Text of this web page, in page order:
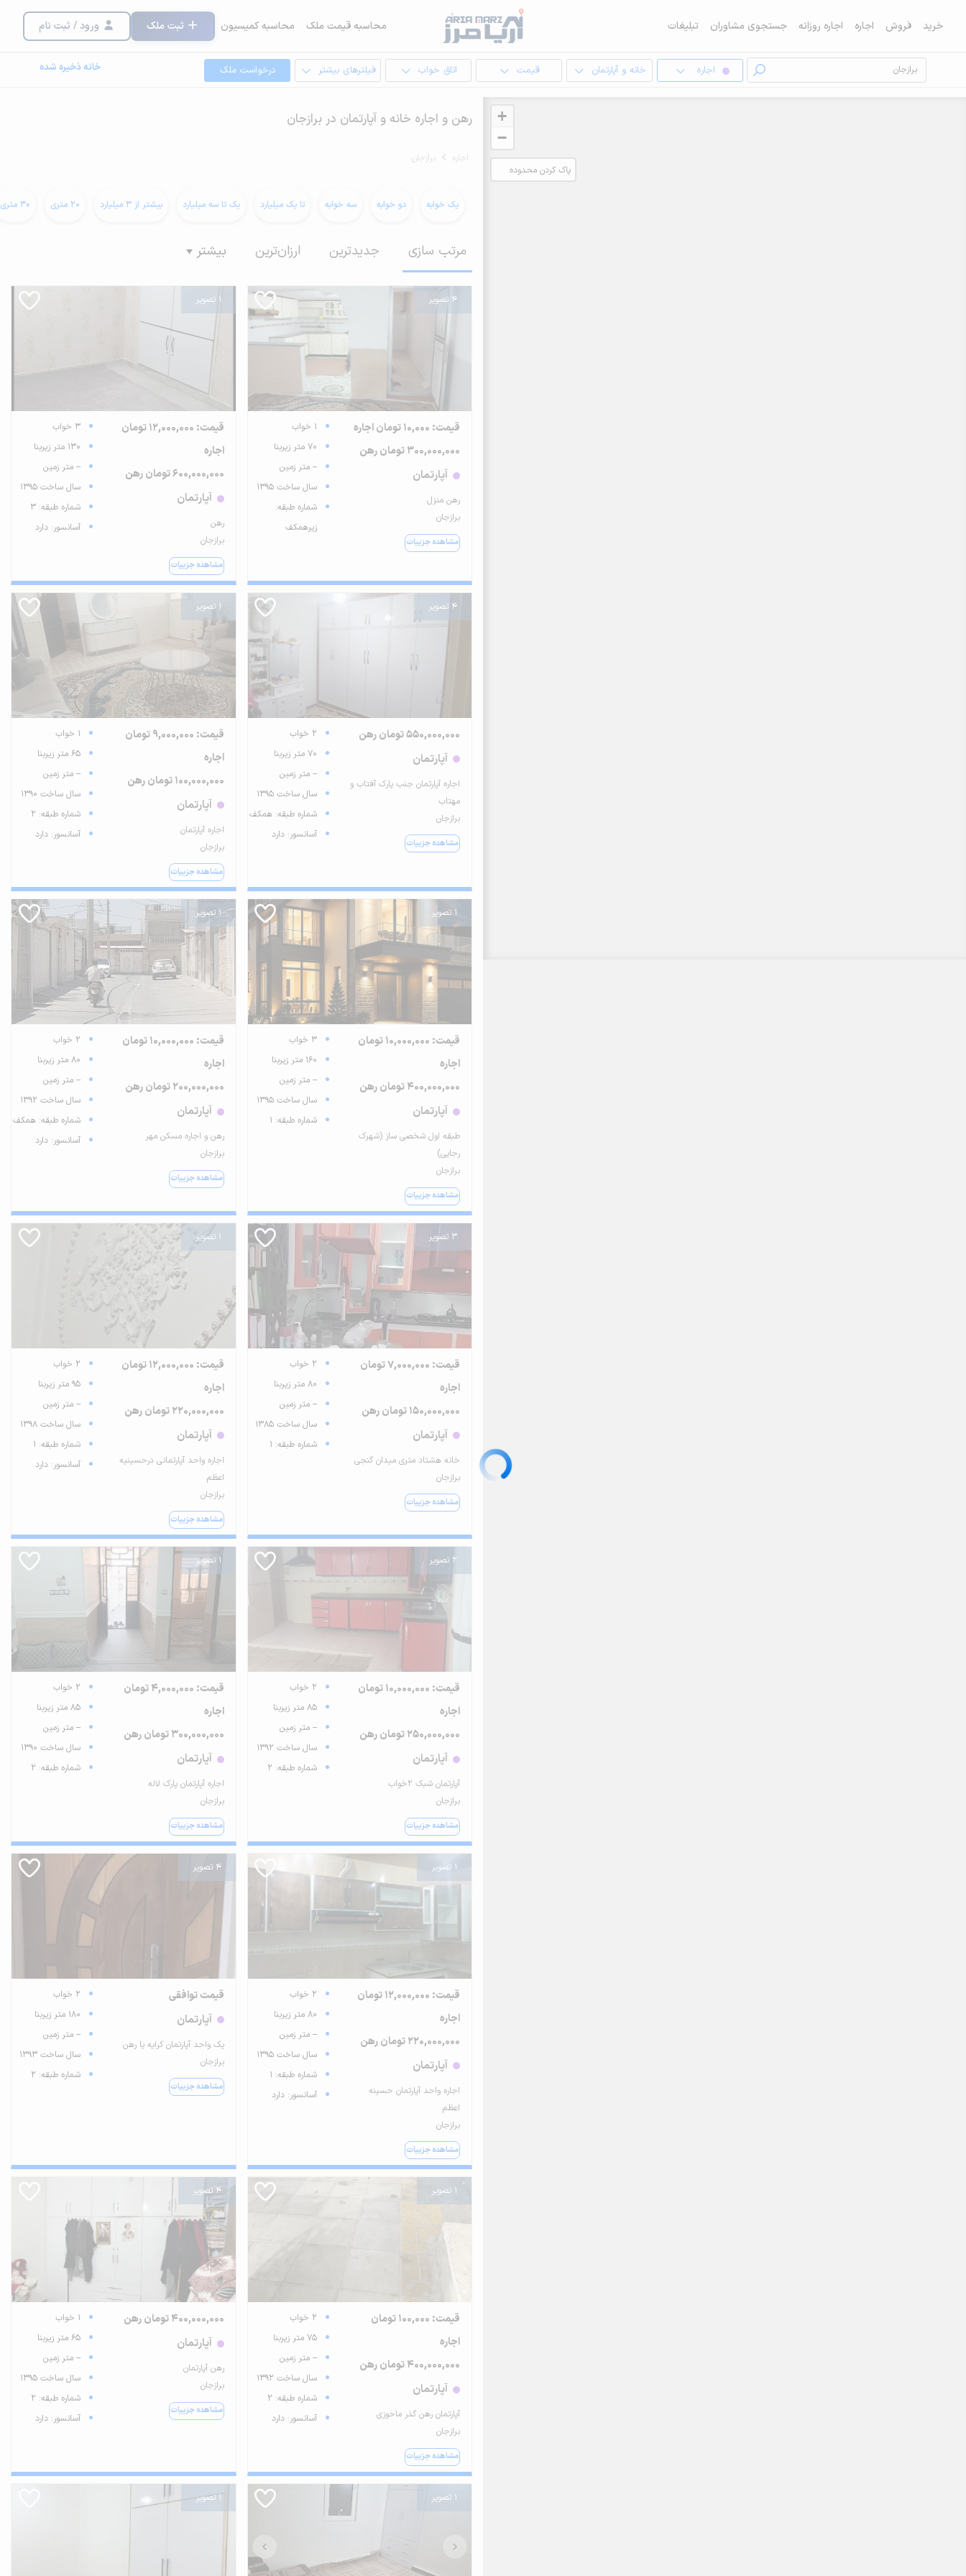
خرید فروش اجاره اجاره روزانه جستجوی مشاوران تبلیغات محاسبه قیمت ملک محاسبه کمیسیون ثبت ملک ورود / ثبت نام
اجاره خانه و آپارتمان قیمت اتاق خواب فیلترهای بیشتر درخواست ملک خانه ذخیره شده
+
−
پاک کردن محدوده
رهن و اجاره خانه و آپارتمان در برازجان
اجاره برازجان
یک خوابه دو خوابه سه خوابه تا یک میلیارد یک تا سه میلیارد بیشتر از 3 میلیارد 20 متری 30 متری
مرتب سازی جدیدترین ارزان‌ترین بیشتر
4 تصویر
قیمت: 10,000 تومان اجاره
300,000,000 تومان رهن
آپارتمان
رهن منزل
برازجان
مشاهده جزییات
1 خواب
70 متر زیربنا
-- متر زمین
سال ساخت 1395
شماره طبقه:
زیرهمکف
1 تصویر
قیمت: 12,000,000 تومان
اجاره
600,000,000 تومان رهن
آپارتمان
رهن
برازجان
مشاهده جزییات
3 خواب
130 متر زیربنا
-- متر زمین
سال ساخت 1395
شماره طبقه: 3
آسانسور: دارد
4 تصویر
550,000,000 تومان رهن
آپارتمان
اجاره آپارتمان جنب پارک آفتاب و
مهتاب
برازجان
مشاهده جزییات
2 خواب
70 متر زیربنا
-- متر زمین
سال ساخت 1395
شماره طبقه: همکف
آسانسور: دارد
1 تصویر
قیمت: 9,000,000 تومان
اجاره
100,000,000 تومان رهن
آپارتمان
اجاره آپارتمان
برازجان
مشاهده جزییات
1 خواب
65 متر زیربنا
-- متر زمین
سال ساخت 1390
شماره طبقه: 2
آسانسور: دارد
1 تصویر
قیمت: 10,000,000 تومان
اجاره
400,000,000 تومان رهن
آپارتمان
طبقه اول شخصی ساز (شهرک
رجایی)
برازجان
مشاهده جزییات
3 خواب
160 متر زیربنا
-- متر زمین
سال ساخت 1395
شماره طبقه: 1
1 تصویر
قیمت: 10,000,000 تومان
اجاره
200,000,000 تومان رهن
آپارتمان
رهن و اجاره مسکن مهر
برازجان
مشاهده جزییات
2 خواب
80 متر زیربنا
-- متر زمین
سال ساخت 1392
شماره طبقه: همکف
آسانسور: دارد
3 تصویر
قیمت: 7,000,000 تومان
اجاره
150,000,000 تومان رهن
آپارتمان
خانه هشتاد متری میدان گنجی
برازجان
مشاهده جزییات
2 خواب
80 متر زیربنا
-- متر زمین
سال ساخت 1385
شماره طبقه: 1
1 تصویر
قیمت: 12,000,000 تومان
اجاره
220,000,000 تومان رهن
آپارتمان
اجاره واحد آپارتمانی درحسینیه
اعظم
برازجان
مشاهده جزییات
2 خواب
95 متر زیربنا
-- متر زمین
سال ساخت 1398
شماره طبقه: 1
آسانسور: دارد
2 تصویر
قیمت: 10,000,000 تومان
اجاره
250,000,000 تومان رهن
آپارتمان
آپارتمان شبک ۲خواب
برازجان
مشاهده جزییات
2 خواب
85 متر زیربنا
-- متر زمین
سال ساخت 1392
شماره طبقه: 2
1 تصویر
قیمت: 4,000,000 تومان
اجاره
300,000,000 تومان رهن
آپارتمان
اجاره آپارتمان پارک لاله
برازجان
مشاهده جزییات
2 خواب
85 متر زیربنا
-- متر زمین
سال ساخت 1390
شماره طبقه: 2
1 تصویر
قیمت: 12,000,000 تومان
اجاره
220,000,000 تومان رهن
آپارتمان
اجاره واحد آپارتمان حسینه
اعظم
برازجان
مشاهده جزییات
2 خواب
80 متر زیربنا
-- متر زمین
سال ساخت 1395
شماره طبقه: 1
آسانسور: دارد
4 تصویر
قیمت توافقی
آپارتمان
یک واحد آپارتمان کرایه یا رهن
برازجان
مشاهده جزییات
2 خواب
180 متر زیربنا
-- متر زمین
سال ساخت 1393
شماره طبقه: 2
1 تصویر
قیمت: 100,000 تومان
اجاره
400,000,000 تومان رهن
آپارتمان
آ‌پارتمان رهن گذر ماحوزی
برازجان
مشاهده جزییات
2 خواب
75 متر زیربنا
-- متر زمین
سال ساخت 1392
شماره طبقه: 2
آسانسور: دارد
4 تصویر
400,000,000 تومان رهن
آپارتمان
رهن آپارتمان
برازجان
مشاهده جزییات
1 خواب
65 متر زیربنا
-- متر زمین
سال ساخت 1395
شماره طبقه: 2
آسانسور: دارد
1 تصویر 1 تصویر